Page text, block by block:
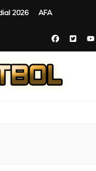
2026 AFA